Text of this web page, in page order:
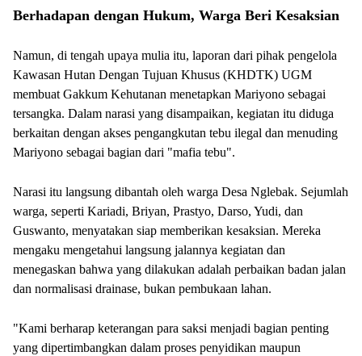
Berhadapan dengan Hukum, Warga Beri Kesaksian
Namun, di tengah upaya mulia itu, laporan dari pihak pengelola
Kawasan Hutan Dengan Tujuan Khusus (KHDTK) UGM
membuat Gakkum Kehutanan menetapkan Mariyono sebagai
tersangka. Dalam narasi yang disampaikan, kegiatan itu diduga
berkaitan dengan akses pengangkutan tebu ilegal dan menuding
Mariyono sebagai bagian dari "mafia tebu".
Narasi itu langsung dibantah oleh warga Desa Nglebak. Sejumlah
warga, seperti Kariadi, Briyan, Prastyo, Darso, Yudi, dan
Guswanto, menyatakan siap memberikan kesaksian. Mereka
mengaku mengetahui langsung jalannya kegiatan dan
menegaskan bahwa yang dilakukan adalah perbaikan badan jalan
dan normalisasi drainase, bukan pembukaan lahan.
"Kami berharap keterangan para saksi menjadi bagian penting
yang dipertimbangkan dalam proses penyidikan maupun